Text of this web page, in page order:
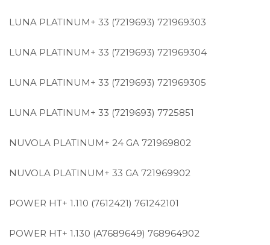
LUNA PLATINUM+ 33 (7219693) 721969303
LUNA PLATINUM+ 33 (7219693) 721969304
LUNA PLATINUM+ 33 (7219693) 721969305
LUNA PLATINUM+ 33 (7219693) 7725851
NUVOLA PLATINUM+ 24 GA 721969802
NUVOLA PLATINUM+ 33 GA 721969902
POWER HT+ 1.110 (7612421) 761242101
POWER HT+ 1.130 (A7689649) 768964902